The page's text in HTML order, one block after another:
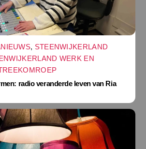
, STEENWIJKERLAND
WERK EN
radio veranderde leven van Ria